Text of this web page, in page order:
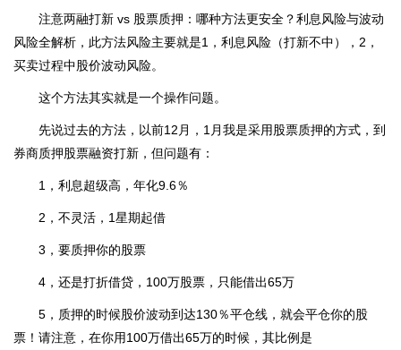
注意两融打新 vs 股票质押：哪种方法更安全？利息风险与波动
风险全解析，此方法风险主要就是1，利息风险（打新不中），2，
买卖过程中股价波动风险。
这个方法其实就是一个操作问题。
先说过去的方法，以前12月，1月我是采用股票质押的方式，到
券商质押股票融资打新，但问题有：
1，利息超级高，年化9.6％
2，不灵活，1星期起借
3，要质押你的股票
4，还是打折借贷，100万股票，只能借出65万
5，质押的时候股价波动到达130％平仓线，就会平仓你的股
票！请注意，在你用100万借出65万的时候，其比例是